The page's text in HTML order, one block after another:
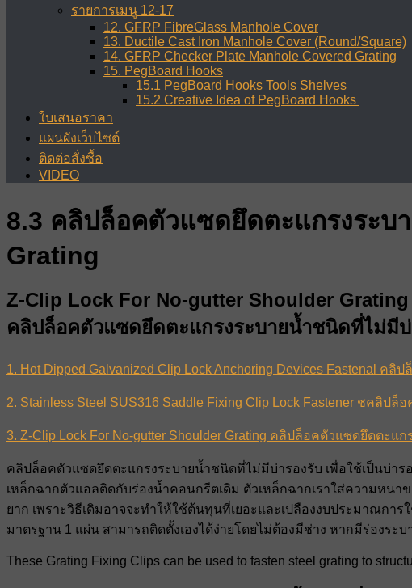
รายการเมนู 12-17
12. GFRP FibreGlass Manhole Cover
13. Ductile Cast Iron Manhole Cover (Round/Square)
14. GFRP Checker Plate Manhole Covered Grating
15. PegBoard Hooks
15.1 PegBoard Hooks Tools Shelves
15.2 Creative Idea of PegBoard Hooks
ใบเสนอราคา
แผนผังเว็บไซต์
ติดต่อสั่งซื้อ
VIDEO
8.3 คลิปล็อคตัวแซดยึดตะแกรงระบ
Grating
Z-Clip Lock For No-gutter Shoulder Grating
คลิปล็อคตัวแซดยึดตะแกรงระบายน้ำชนิดที่ไม่มีบ่
1. Hot Dipped Galvanized Clip Lock Anchoring Devices Fastenal
2. Stainless Steel SUS316 Saddle Fixing Clip Lock Fastener ชคลิป
3. Z-Clip Lock For No-gutter Shoulder Grating คลิปล็อคตัวแซดยึดตะแ
คลิปล็อคตัวแซดยึดตะแกรงระบายน้ำชนิดที่ไม่มีบ่ารองรับ เพื่อใช้เป็นบ่า
เหล็กฉากตัวแอลติดกับร่องน้ำคอนกรีตเดิม ตัวเหล็กฉากเราใส่ความหนา
ยาก เพราะวิธีเดิมอาจจะทำให้ใช้ต้นทุนที่เยอะและเปลืองงบประมาณก
มาตรฐาน 1 แผ่น สามารถติดตั้งเองได้ง่ายโดยไม่ต้องมีช่าง หากมีร่องร
These Grating Fixing Clips can be used to fasten steel grating to